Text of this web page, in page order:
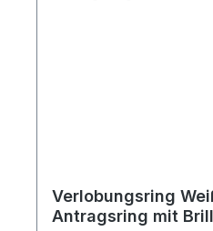
Verlobungsring
Antragsring mit